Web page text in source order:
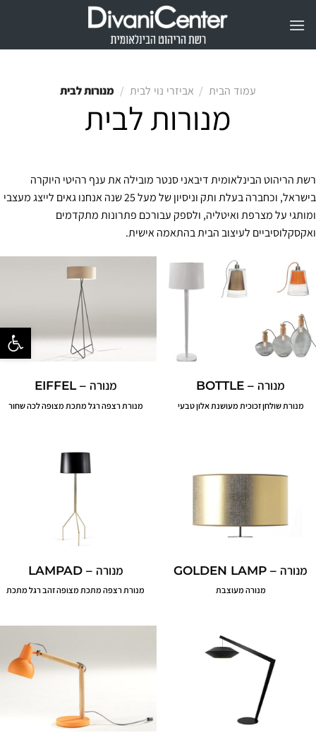
פתח
מנורות לבית
עמוד הבית / אביזרי נוי לבית / מנורות לבית
רשת הריהוט הבינלאומית דיבאני סנטר מובילה את ענף רהיטי היוקרה
בישראל, וכחברה בעלת ותק וניסיון של מעל 25 שנה אנחנו גאים לייצג מעצבי
ומותגי על מצרפת ואיטליה, ולספק עבורכם פתרונות מתקדמים
ואקסקלוסיביים לעיצוב הבית בהתאמה אישית.
מנורה – BOTTLE
מנורת שולחן זכוכית מעושנת אלון טבעי
מנורה – EIFFEL
מנורת רצפה רגל מתכת מצופה לכה שחור
מנורה – GOLDEN LAMP
מנורה מעוצבת
מנורה – LAMPAD
מנורת רצפה מתכת מצופה זהב רגל מתכת